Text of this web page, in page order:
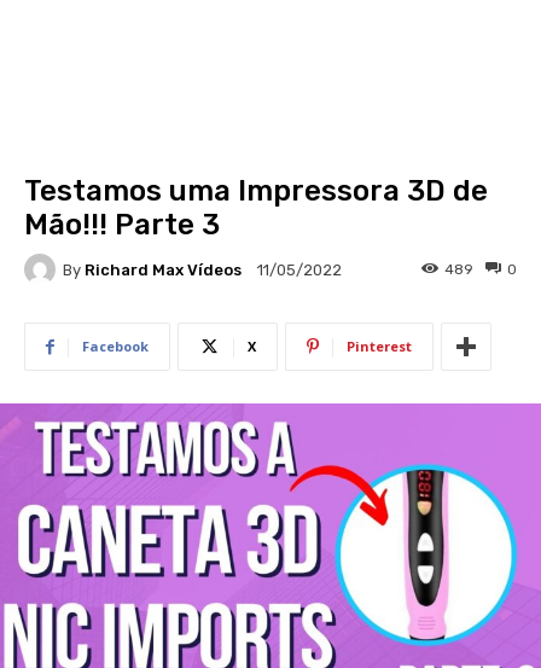
Testamos uma Impressora 3D de
Mão!!! Parte 3
By Richard Max Vídeos 11/05/2022 0
489
Facebook X Pinterest